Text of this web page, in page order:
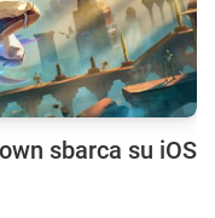
sbarca su iOS